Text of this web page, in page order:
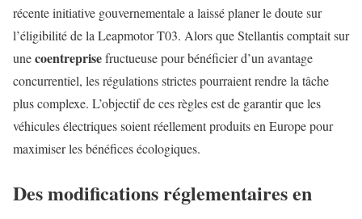
récente initiative gouvernementale a laissé planer le doute sur
l’éligibilité de la Leapmotor T03. Alors que Stellantis comptait sur
unecoentreprisefructueuse pour bénéficier d’un avantage
concurrentiel, les régulations strictes pourraient rendre la tâche
plus complexe. L’objectif de ces règles est de garantir que les
véhicules électriques soient réellement produits en Europe pour
maximiser les bénéfices écologiques.
Des modifications réglementaires en